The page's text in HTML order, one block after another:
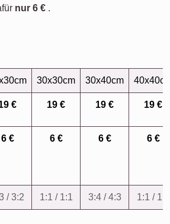
nur 6 € .
30x30cm 30x40cm
€ 19 € 19 € 19 €
6 € 6 € 6 € 6 €
/ 3:2 1:1 / 1:1 3:4 / 4:3 1:1 / 1:1